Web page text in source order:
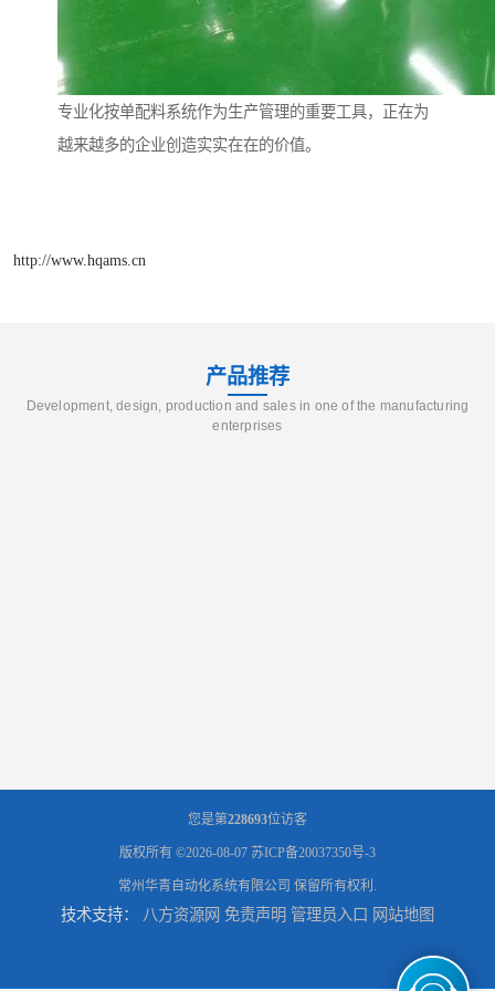
专业化按单配料系统作为生产管理的重要工具，正在为
越来越多的企业创造实实在在的价值。
http://www.hqams.cn
产品推荐
Development, design, production and sales in one of the manufacturing
enterprises
您是第228693位访客
版权所有 ©2026-08-07 苏ICP备20037350号-3
常州华青自动化系统有限公司 保留所有权利.
技术支持： 八方资源网 免责声明 管理员入口 网站地图